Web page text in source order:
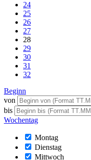
24
25
26
27
28
29
30
31
32
Beginn
von
bis
Wochentag
Montag
Dienstag
Mittwoch